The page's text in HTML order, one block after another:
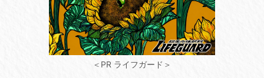
＜PR ライフガード＞